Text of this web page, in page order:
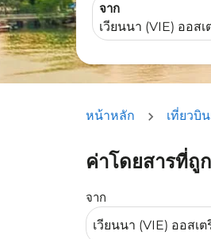
จาก
หน้าหลัก เที่ยวบิน
ค่าโดยสารที่ถู
จาก
ลองอัปเดตเส้นทางข